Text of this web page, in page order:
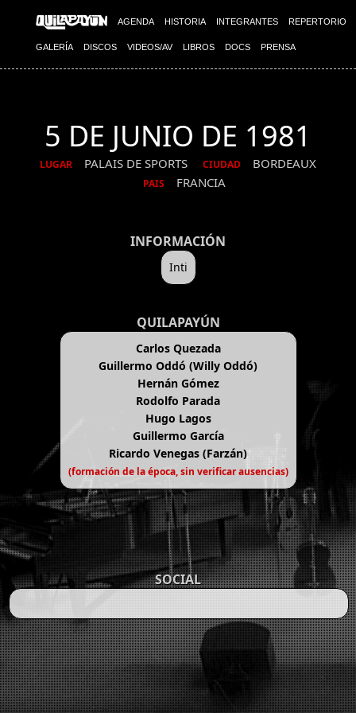
AGENDA HISTORIA INTEGRANTES REPERTORIO
GALERÍA DISCOS VIDEOS/AV LIBROS DOCS PRENSA
5 DE JUNIO DE 1981
LUGAR PALAIS DE SPORTS CIUDAD BORDEAUX
PAIS FRANCIA
INFORMACIÓN
Inti
QUILAPAYÚN
Carlos Quezada
Guillermo Oddó (Willy Oddó)
Hernán Gómez
Rodolfo Parada
Hugo Lagos
Guillermo García
Ricardo Venegas (Farzán)
(formación de la época, sin verificar ausencias)
SOCIAL